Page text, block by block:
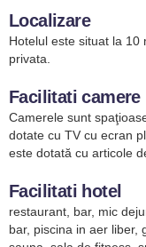
Localizare
Hotelul este situat la 10
privata.
Facilitati camere
Camerele sunt
dotate cu TV cu ecran
este dotată cu articole
Facilitati hotel
restaurant, bar, mic
bar, piscina in aer liber,